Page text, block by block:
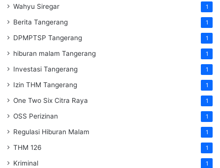
Wahyu Siregar 1
Berita Tangerang 1
DPMPTSP Tangerang 1
hiburan malam Tangerang 1
Investasi Tangerang 1
Izin THM Tangerang 1
One Two Six Citra Raya 1
OSS Perizinan 1
Regulasi Hiburan Malam 1
THM 126 1
Kriminal 1